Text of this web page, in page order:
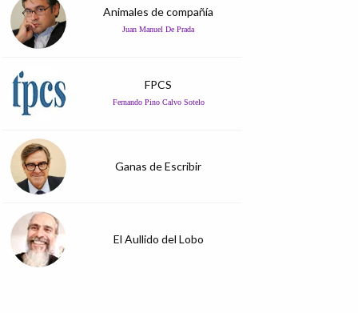
Animales de compañía
Juan Manuel De Prada
FPCS
Fernando Pino Calvo Sotelo
Ganas de Escribir
El Aullido del Lobo